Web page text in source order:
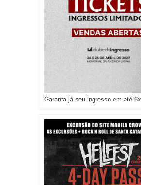
Garanta já seu ingresso em até 6x